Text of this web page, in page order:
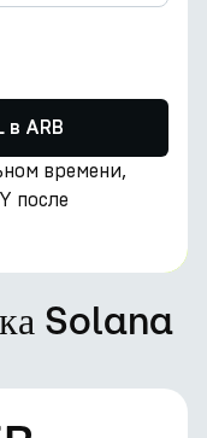
в ARB
времени,
после
Solana